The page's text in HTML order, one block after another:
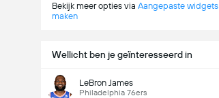
Bekijk meer opties via Aangepaste widgets
maken
Wellicht ben je geïnteresseerd in
LeBron James
Philadelphia 76ers